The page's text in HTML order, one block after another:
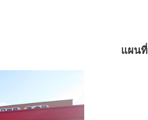
แผนที่